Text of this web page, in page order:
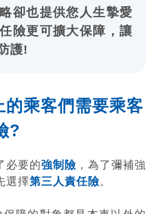
卻也提供您人生摯愛
險更可擴大保障，讓
護!
乘客們需要乘客
?
必要的強制險 ，為了彌補強
選擇第三人責任險。